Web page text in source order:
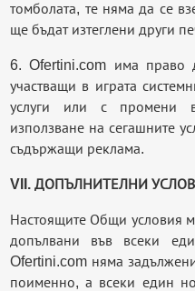
томболата, те няма да се
ще бъдат изтеглени други
6. Ofertini.com има право
участващи в играта
услуги или с промени
използване на сегашните
съдържащи реклама.
VII. ДОПЪЛНИТЕЛНИ
Настоящите Общи условия
допълвани във всеки
Ofertini.com няма
поименно, а всеки един